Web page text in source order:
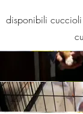
disponibili